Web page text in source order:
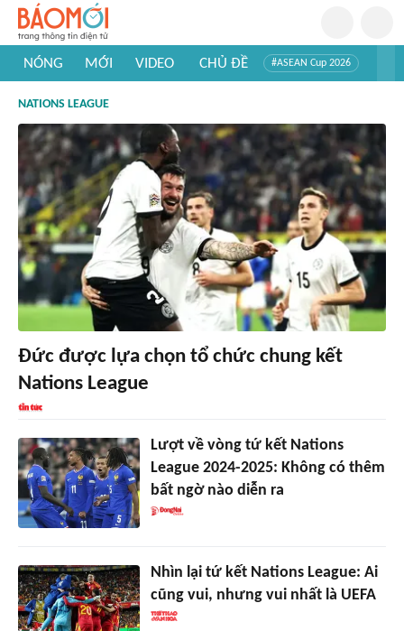
NÓNG MỚI VIDEO CHỦ ĐỀ #ASEAN Cup 2026
#Khám phá thế giới
NATIONS LEAGUE
Đức được lựa chọn tổ chức chung kết
Nations League
Lượt về vòng tứ kết Nations
League 2024-2025: Không có thêm
bất ngờ nào diễn ra
Nhìn lại tứ kết Nations League: Ai
cũng vui, nhưng vui nhất là UEFA